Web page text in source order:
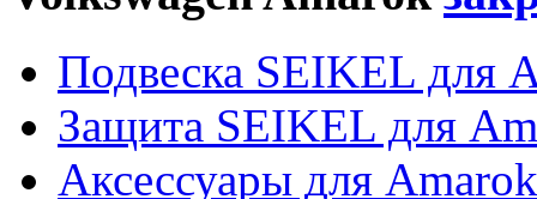
Подвеска SEIKEL для
Защита SEIKEL для
Аксессуары для Amarok